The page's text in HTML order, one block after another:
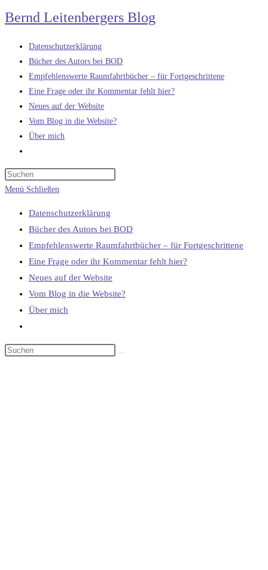
Zum
Inhalt
springen
Bernd Leitenbergers Blog
Datenschutzerklärung
Bücher des Autors bei BOD
Empfehlenswerte Raumfahrtbücher – für Fortgeschrittene
Eine Frage oder ihr Kommentar fehlt hier?
Neues auf der Website
Vom Blog in die Website?
Über mich
umschalten
Menü Schließen
Datenschutzerklärung
Bücher des Autors bei BOD
Empfehlenswerte Raumfahrtbücher – für Fortgeschrittene
Eine Frage oder ihr Kommentar fehlt hier?
Neues auf der Website
Vom Blog in die Website?
Über mich
umschalten